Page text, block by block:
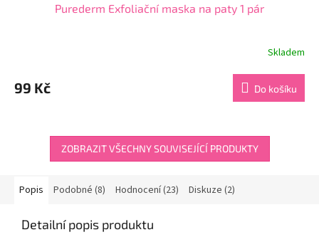
Purederm Exfoliační maska na paty 1 pár
produktu
je
Skladem
99 Kč Do košíku
ZOBRAZIT VŠECHNY SOUVISEJÍCÍ PRODUKTY
Popis Podobné (8) Hodnocení (23) Diskuze (2)
Detailní popis produktu